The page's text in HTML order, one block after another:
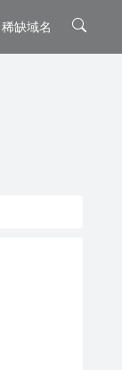
稀缺域名